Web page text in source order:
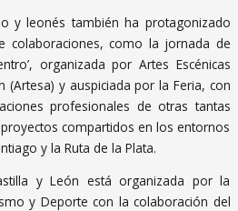
y leonés también ha protagonizado
colaboraciones, como la jornada de
organizada por Artes Escénicas
(Artesa) y auspiciada por la Feria, con
profesionales de otras tantas
compartidos en los entornos
y la Ruta de la Plata.
y León está organizada por la
y Deporte con la colaboración del